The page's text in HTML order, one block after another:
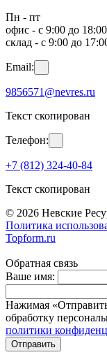
Пн - пт
офис - с 9:00 до 18:00
склад - с 9:00 до
Email:
9856571@nevres.ru
Текст скопирован
Телефон:
+7 (812) 324-40-84
Текст скопирован
© 2026 Невские
Политика
Topform.ru
Обратная связь
Ваше имя:
Нажимая
обработку
политики
Отправить